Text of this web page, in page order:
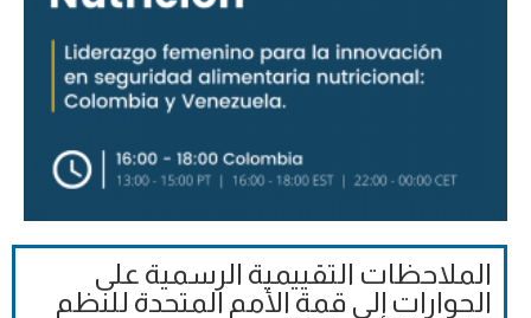
الملاحظات التقييمية الرسمية على
الحوارات إلى قمة الأمم المتحدة للنظم